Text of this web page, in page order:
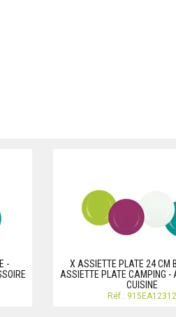
-
X ASSIETTE PLATE 24 CM
ASSIETTE PLATE CAMPING -
CUISINE
Réf.: 915EA12312